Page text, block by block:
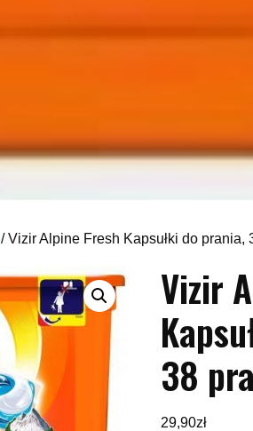
/ Vizir Alpine Fresh Kapsułki do prania,
Vizir
38
29,90zł